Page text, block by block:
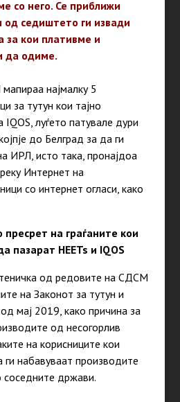
со него. Се приближи
седиштето ги извади
за кои плативме и
да одиме.
најмалку 5
за тутун кои тајно
луѓето патувале дури
до Белград за да ги
ИРЛ, исто така, пронајдоа
Интернет на
со интернет огласи, како
на граѓаните кои
пазарат HEETs и IQOS
од редовите на СДСМ
на Законот за тутун и
мај 2019, како причина за
од несогорлив
на корисниците кои
набавуваат производите
држави.